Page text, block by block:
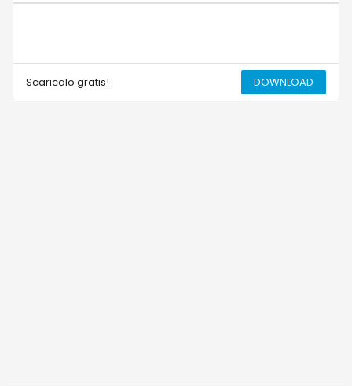
WHITE PAPER
Guida concreta per l'it tra sicurezza e KPI: